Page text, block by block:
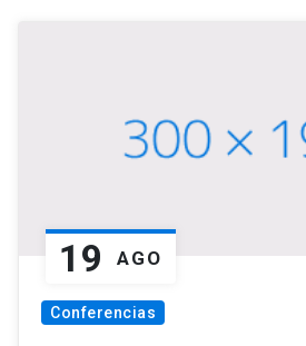
19 AGO
Conferencias